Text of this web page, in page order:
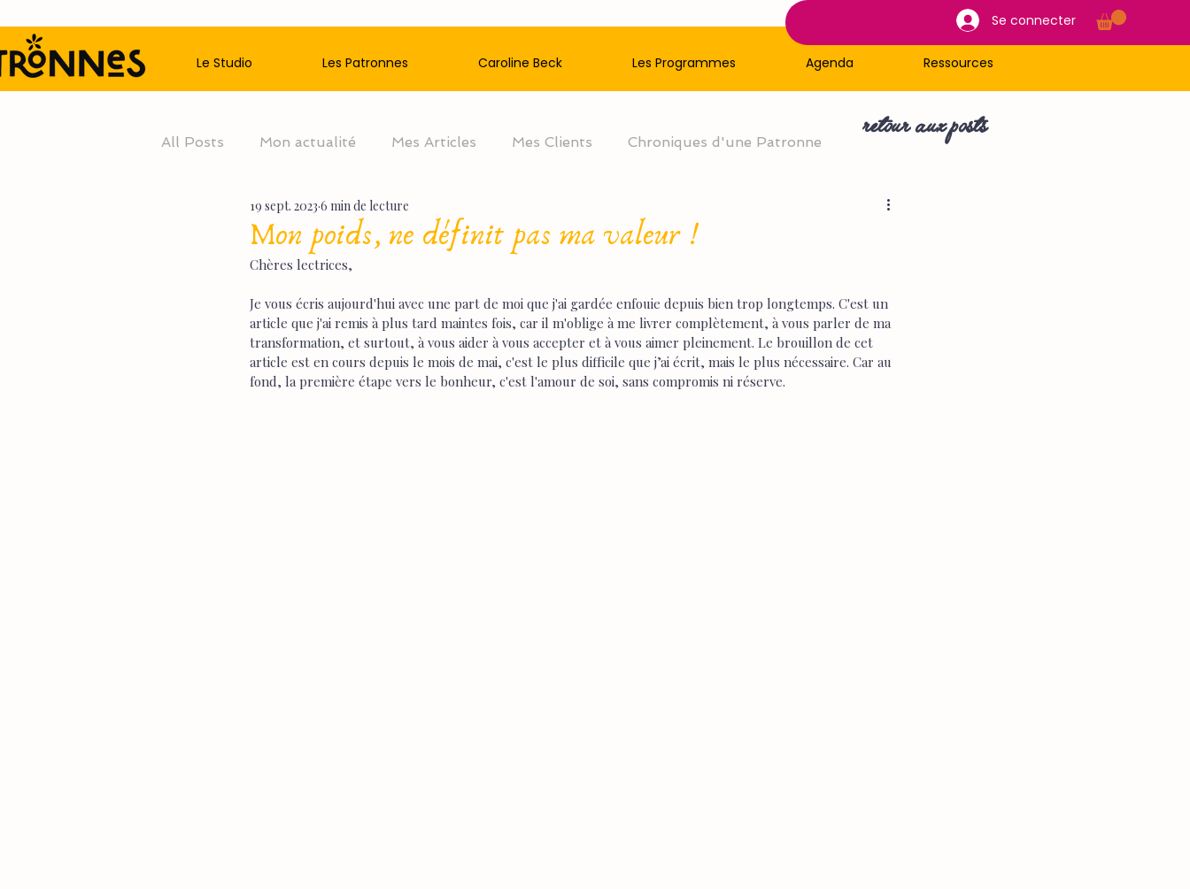
Le Studio Les Patronnes Caroline Beck Les Programmes Agenda Ressources
Se connecter
All Posts Mon actualité Mes Articles Mes Clients Chroniques d'une Patronne
Mon poids, ne définit pas ma valeur !
19 sept. 2023 6 min de lecture
Chères lectrices,
Je vous écris aujourd'hui avec une part de moi que j'ai gardée enfouie depuis bien trop longtemps. C'est un
article que j'ai remis à plus tard maintes fois, car il m'oblige à me livrer complètement, à vous parler de ma
transformation, et surtout, à vous aider à vous accepter et à vous aimer pleinement. Le brouillon de cet
article est en cours depuis le mois de mai, c'est le plus difficile que j’ai écrit, mais le plus nécessaire. Car au
fond, la première étape vers le bonheur, c'est l'amour de soi, sans compromis ni réserve.
retour aux posts